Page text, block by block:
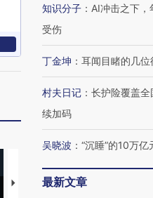
马航飞行员跨国走私7万
知识分子 ： AI冲击之下，
受伤
丁金坤 ： 耳闻目睹的几位
村夫日记 ： 长护险覆盖
续加码
吴晓波 ： “沉睡”的10万亿
最新文章